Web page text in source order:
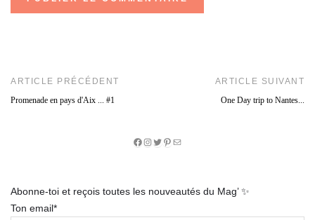
ARTICLE PRÉCÉDENT
Promenade en pays d'Aix ... #1
ARTICLE SUIVANT
One Day trip to Nantes...
Facebook
Instagram
Twitter
Pinterest
E-
Abonne-toi et reçois toutes les nouveautés du Mag’ ✨
Ton email*